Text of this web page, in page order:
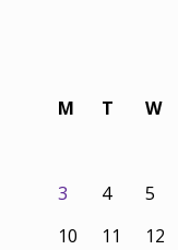
M
T W
3
4 5
10
11 12